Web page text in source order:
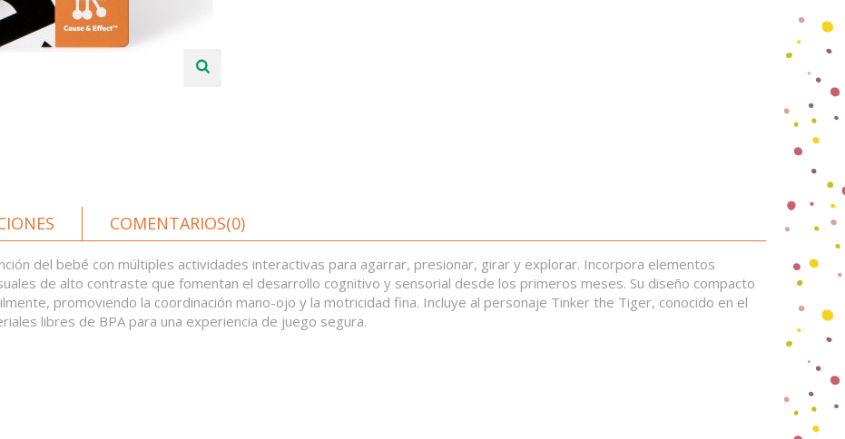
COMENTARIOS(0)
del bebé con múltiples actividades interactivas para agarrar, presionar, girar y explorar. Incorpora elementos
de alto contraste que fomentan el desarrollo cognitivo y sensorial desde los primeros meses. Su diseño compacto
promoviendo la coordinación mano-ojo y la motricidad fina. Incluye al personaje Tinker the Tiger, conocido en el
libres de BPA para una experiencia de juego segura.